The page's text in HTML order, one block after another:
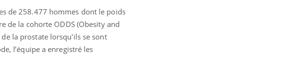
de 258.477 hommes dont le poids
de la cohorte ODDS (Obesity and
la prostate lorsqu'ils se sont
l’équipe a enregistré les